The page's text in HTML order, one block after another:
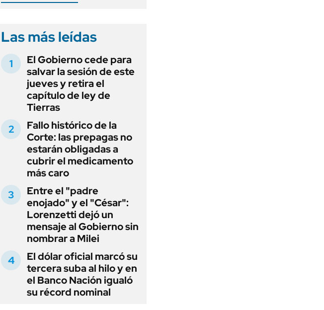
Las más leídas
El Gobierno cede para
salvar la sesión de este
jueves y retira el
capítulo de ley de
Tierras
Fallo histórico de la
Corte: las prepagas no
estarán obligadas a
cubrir el medicamento
más caro
Entre el "padre
enojado" y el "César":
Lorenzetti dejó un
mensaje al Gobierno sin
nombrar a Milei
El dólar oficial marcó su
tercera suba al hilo y en
el Banco Nación igualó
su récord nominal